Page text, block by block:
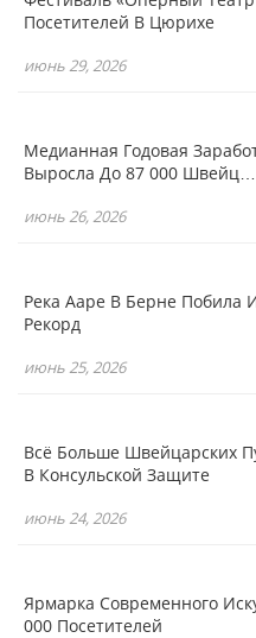
Посетителей В Цюрихе
июнь 29, 2026
Медианная Годовая
Выросла До 87 000 Швейц…
июнь 26, 2026
Река Ааре В Берне Побила
Рекорд
июнь 25, 2026
Всё Больше Швейцарских
В Консульской Защите
июнь 24, 2026
Ярмарка Современного
000 Посетителей